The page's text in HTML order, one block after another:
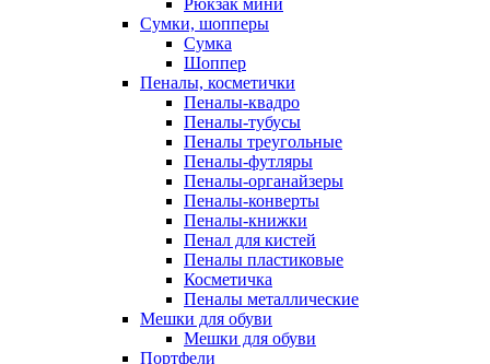
Рюкзак мини
Сумки, шопперы
Сумка
Шоппер
Пеналы, косметички
Пеналы-квадро
Пеналы-тубусы
Пеналы треугольные
Пеналы-футляры
Пеналы-органайзеры
Пеналы-конверты
Пеналы-книжки
Пенал для кистей
Пеналы пластиковые
Косметичка
Пеналы металлические
Мешки для обуви
Мешки для обуви
Портфели